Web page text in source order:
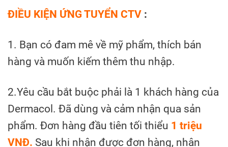
ĐIỀU KIỆN ỨNG TUYỂN CTV :
1. Bạn có đam mê về mỹ phẩm, thích bán
hàng và muốn kiếm thêm thu nhập.
2.Yêu cầu bắt buộc phải là 1 khách hàng của
Dermacol. Đã dùng và cảm nhận qua sản
phẩm. Đơn hàng đầu tiên tối thiểu 1 triệu
VNĐ. Sau khi nhận được đơn hàng, nhân